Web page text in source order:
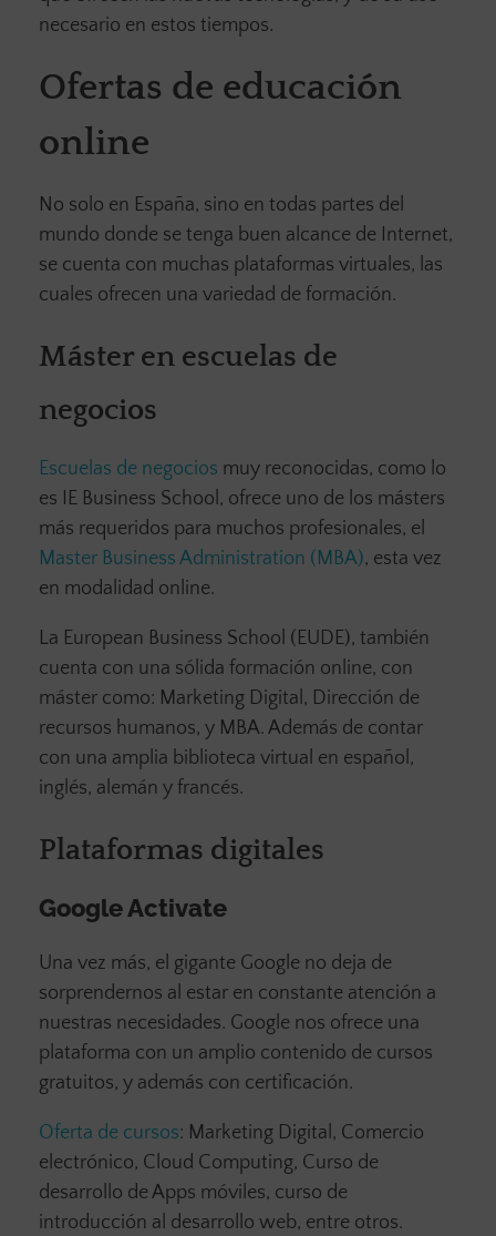
necesario en estos tiempos.
Ofertas de educación
online
No solo en España, sino en todas partes del
mundo donde se tenga buen alcance de Internet,
se cuenta con muchas plataformas virtuales, las
cuales ofrecen una variedad de formación.
Máster en escuelas de
negocios
Escuelas de negocios muy reconocidas, como lo
es IE Business School, ofrece uno de los másters
más requeridos para muchos profesionales, el
Master Business Administration (MBA), esta vez
en modalidad online.
La European Business School (EUDE), también
cuenta con una sólida formación online, con
máster como: Marketing Digital, Dirección de
recursos humanos, y MBA. Además de contar
con una amplia biblioteca virtual en español,
inglés, alemán y francés.
Plataformas digitales
Google Activate
Una vez más, el gigante Google no deja de
sorprendernos al estar en constante atención a
nuestras necesidades. Google nos ofrece una
plataforma con un amplio contenido de cursos
gratuitos, y además con certificación.
Oferta de cursos: Marketing Digital, Comercio
electrónico, Cloud Computing, Curso de
desarrollo de Apps móviles, curso de
introducción al desarrollo web, entre otros.